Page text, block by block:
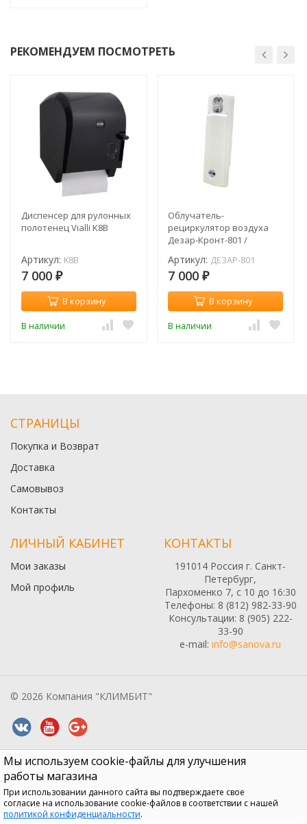
Мы используем cookie-файлы для улучшения
работы магазина
При использовании данного сайта вы подтверждаете свое
согласие на использование cookie-файлов в соответствии с нашей
политикой конфиденциальности.
РЕКОМЕНДУЕМ ПОСМОТРЕТЬ
Диспенсер для рулонных
полотенец Vialli K8B
Артикул: K8B
7 000 ₽
В корзину
В наличии
Облучатель-
рециркулятор воздуха
Дезар-Кронт-801 /
бактерицидный
настенный
Артикул: ДЕЗАР-801
7 000 ₽
В корзину
В наличии
СТРАНИЦЫ
Покупка и Возврат
Доставка
Самовывоз
Контакты
ЛИЧНЫЙ КАБИНЕТ
Мои заказы
Мой профиль
КОНТАКТЫ
191014 Россия г. Санкт-
Петербург,
Пархоменко 7, с 10 до 16:30
Телефоны: 8 (812) 982-33-90
Консультации: 8 (905) 222-
33-90
e-mail: info@sanova.ru
© 2026 Компания "КЛИМБИТ"
Все содержимое данного сайта: товары, услуги, цены на них,
описания продукции, статьи и методические рекомендации носят
публичной офертой, признаки которой прописаны в статье 437 ГК
РФ